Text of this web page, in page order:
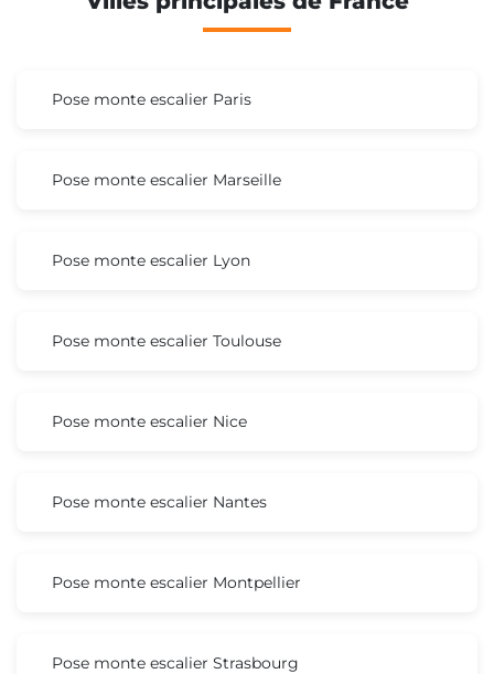
Pose monte escalier Paris
Pose monte escalier Marseille
Pose monte escalier Lyon
Pose monte escalier Toulouse
Pose monte escalier Nice
Pose monte escalier Nantes
Pose monte escalier Montpellier
Pose monte escalier Strasbourg